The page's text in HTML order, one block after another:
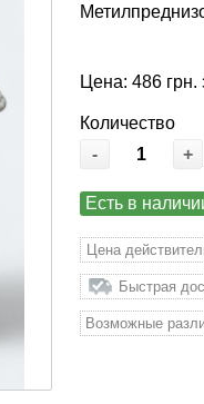
Цена: 486 грн.
Количество
-
+
Есть в
Цена
Быстрая
Возможные